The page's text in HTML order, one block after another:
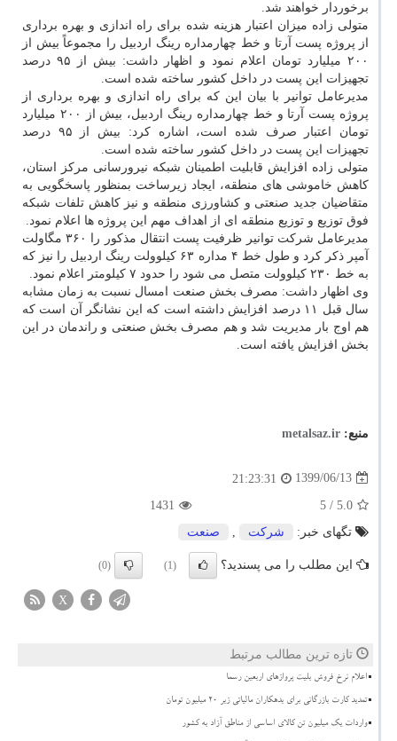
برخوردار خواهند شد.
متولی زاده میزان اعتبار هزینه شده برای راه اندازی و بهره برداری
از پروژه پست آرتا و خط چهارمداره رینگ اردبیل را مجموعاً بیش از
۲۰۰ میلیارد تومان اعلام نمود و اظهار داشت: بیش از ۹۵ درصد
تجهیزات این پست در داخل کشور ساخته شده است.
مدیرعامل توانیر با بیان این که برای راه اندازی و بهره برداری از
پروژه پست آرتا و خط چهارمداره رینگ اردبیل، بیش از ۲۰۰ میلیارد
تومان اعتبار صرف شده است، اشاره کرد: بیش از ۹۵ درصد
تجهیزات این پست در داخل کشور ساخته شده است.
متولی زاده افزایش قابلیت اطمینان شبکه نیرورسانی مرکز استان،
کاهش خاموشی های منطقه، ایجاد زیرساخت بمنظور پاسخگویی به
متقاضیان جدید صنعتی و کشاورزی منطقه و نیز کاهش تلفات شبکه
فوق توزیع و توزیع منطقه ای از اهداف مهم این پروژه ها اعلام نمود.
مدیرعامل شرکت توانیر ظرفیت پست انتقال مذکور را ۳۶۰ مگاولت
آمپر ذکر کرد و طول خط ۴ مداره ۶۳ کیلوولت رینگ اردبیل را نیز که
به خط ۲۳۰ کیلوولت متصل می شود را حدود ۷ کیلومتر اعلام نمود.
وی اظهار داشت: مصرف بخش صنعت امسال نسبت به زمان مشابه
سال قبل ۱۱ درصد افزایش داشته است که این نشانگر آن است که
هم اوج بار مدیریت شد و هم مصرف بخش صنعتی و راندمان در این
بخش افزایش یافته است.
منبع: metalsaz.ir
1399/06/13
21:23:31
5.0
/ 5
1431
تگهای خبر:
شركت , صنعت
این مطلب را می پسندید؟ (1)
(0)
X
تازه ترین مطالب مرتبط
اعلام نرخ فروش بلیت پروازهای اربعین رسما
تمدید کارت بازرگانی برای بدهکاران مالیاتی زیر ۲۰ میلیون تومان
واردات یک میلیون تن کالای اساسی از مناطق آزاد به کشور